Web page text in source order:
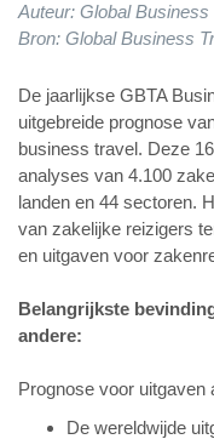
Auteur: Global
Bron: Global Business
De jaarlijkse GBTA
uitgebreide prognose
business travel. Deze
analyses van 4.100
landen en 44 sectoren.
van zakelijke reizigers
en uitgaven voor
Belangrijkste
andere:
Prognose voor uitgaven
De wereldwijde